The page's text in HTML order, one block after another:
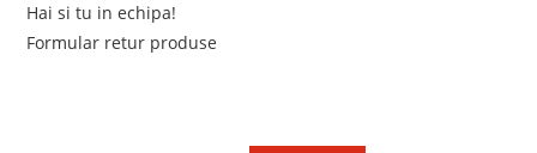
Hai si tu in echipa!
Formular retur produse